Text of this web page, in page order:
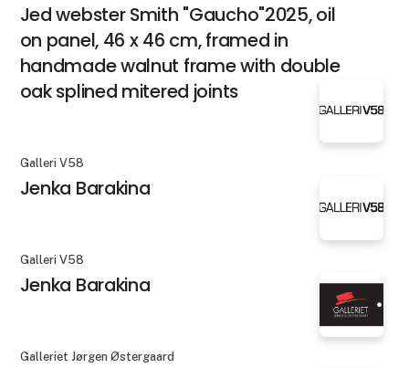
Jed webster Smith "Gaucho"2025, oil
on panel, 46 x 46 cm, framed in
handmade walnut frame with double
oak splined mitered joints
Galleri V58
Jenka Barakina
Galleri V58
Jenka Barakina
Galleriet Jørgen Østergaard